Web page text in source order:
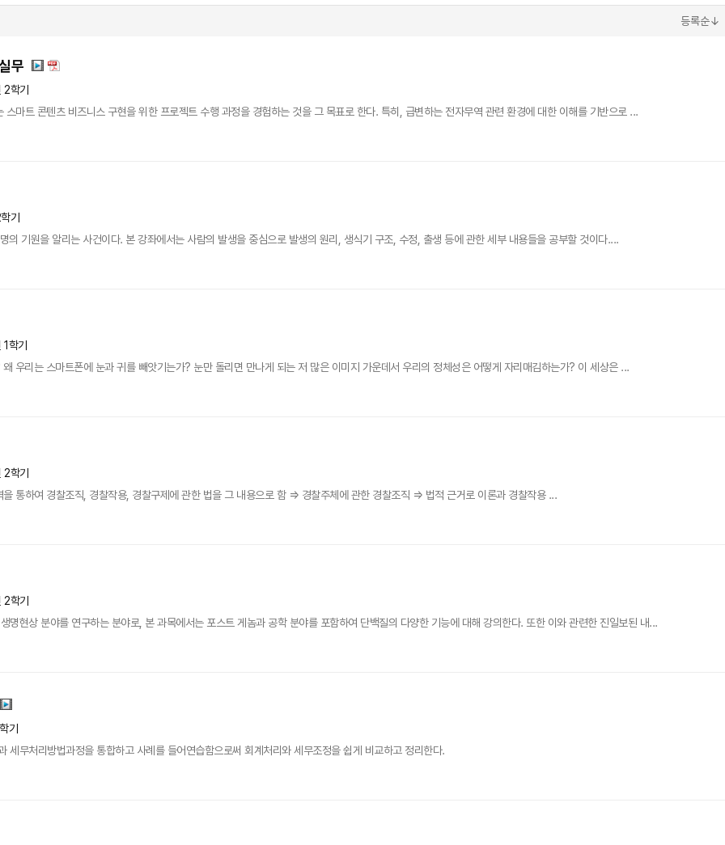
등록순↓
무
학기
스마트 콘텐츠 비즈니스 구현을 위한 프로젝트 수행 과정을 경험하는 것을 그 목표로 한다. 특히, 급변하는 전자무역 관련 환경에 대한 이해를 기반으로 ...
기
의 기원을 알리는 사건이다. 본 강좌에서는 사람의 발생을 중심으로 발생의 원리, 생식기 구조, 수정, 출생 등에 관한 세부 내용들을 공부할 것이다....
학기
우리는 스마트폰에 눈과 귀를 빼앗기는가? 눈만 돌리면 만나게 되는 저 많은 이미지 가운데서 우리의 정체성은 어떻게 자리매김하는가? 이 세상은 ...
학기
통하여 경찰조직, 경찰작용, 경찰구제에 관한 법을 그 내용으로 함 ⇒ 경찰주체에 관한 경찰조직 ⇒ 법적 근거로 이론과 경찰작용 ...
학기
명현상 분야를 연구하는 분야로, 본 과목에서는 포스트 게놈과 공학 분야를 포함하여 단백질의 다양한 기능에 대해 강의한다. 또한 이와 관련한 진일보된 내...
기
세무처리방법과정을 통합하고 사례를 들어연습함으로써 회계처리와 세무조정을 쉽게 비교하고 정리한다.